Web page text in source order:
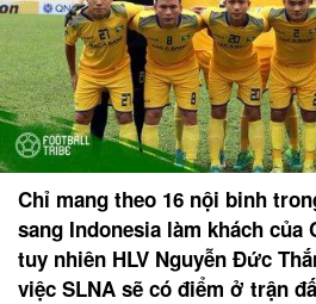
Chỉ mang theo 16 nội binh
sang Indonesia làm khách của
tuy nhiên HLV Nguyễn Đức
việc SLNA sẽ có điểm ở trận